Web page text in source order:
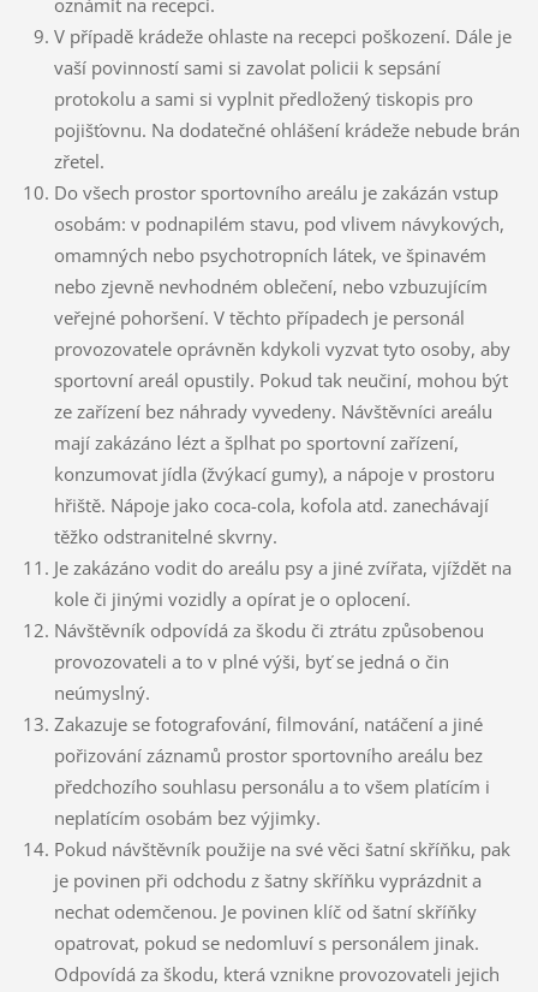
oznámit na recepci.
V případě krádeže ohlaste na recepci poškození. Dále je
vaší povinností sami si zavolat policii k sepsání
protokolu a sami si vyplnit předložený tiskopis pro
pojišťovnu. Na dodatečné ohlášení krádeže nebude brán
zřetel.
Do všech prostor sportovního areálu je zakázán vstup
osobám: v podnapilém stavu, pod vlivem návykových,
omamných nebo psychotropních látek, ve špinavém
nebo zjevně nevhodném oblečení, nebo vzbuzujícím
veřejné pohoršení. V těchto případech je personál
provozovatele oprávněn kdykoli vyzvat tyto osoby, aby
sportovní areál opustily. Pokud tak neučiní, mohou být
ze zařízení bez náhrady vyvedeny. Návštěvníci areálu
mají zakázáno lézt a šplhat po sportovní zařízení,
konzumovat jídla (žvýkací gumy), a nápoje v prostoru
hřiště. Nápoje jako coca-cola, kofola atd. zanechávají
těžko odstranitelné skvrny.
Je zakázáno vodit do areálu psy a jiné zvířata, vjíždět na
kole či jinými vozidly a opírat je o oplocení.
Návštěvník odpovídá za škodu či ztrátu způsobenou
provozovateli a to v plné výši, byť se jedná o čin
neúmyslný.
Zakazuje se fotografování, filmování, natáčení a jiné
pořizování záznamů prostor sportovního areálu bez
předchozího souhlasu personálu a to všem platícím i
neplatícím osobám bez výjimky.
Pokud návštěvník použije na své věci šatní skříňku, pak
je povinen při odchodu z šatny skříňku vyprázdnit a
nechat odemčenou. Je povinen klíč od šatní skříňky
opatrovat, pokud se nedomluví s personálem jinak.
Odpovídá za škodu, která vznikne provozovateli jejich